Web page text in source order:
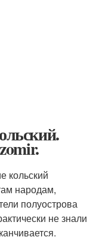
кольский
народам,
полуострова
не знали